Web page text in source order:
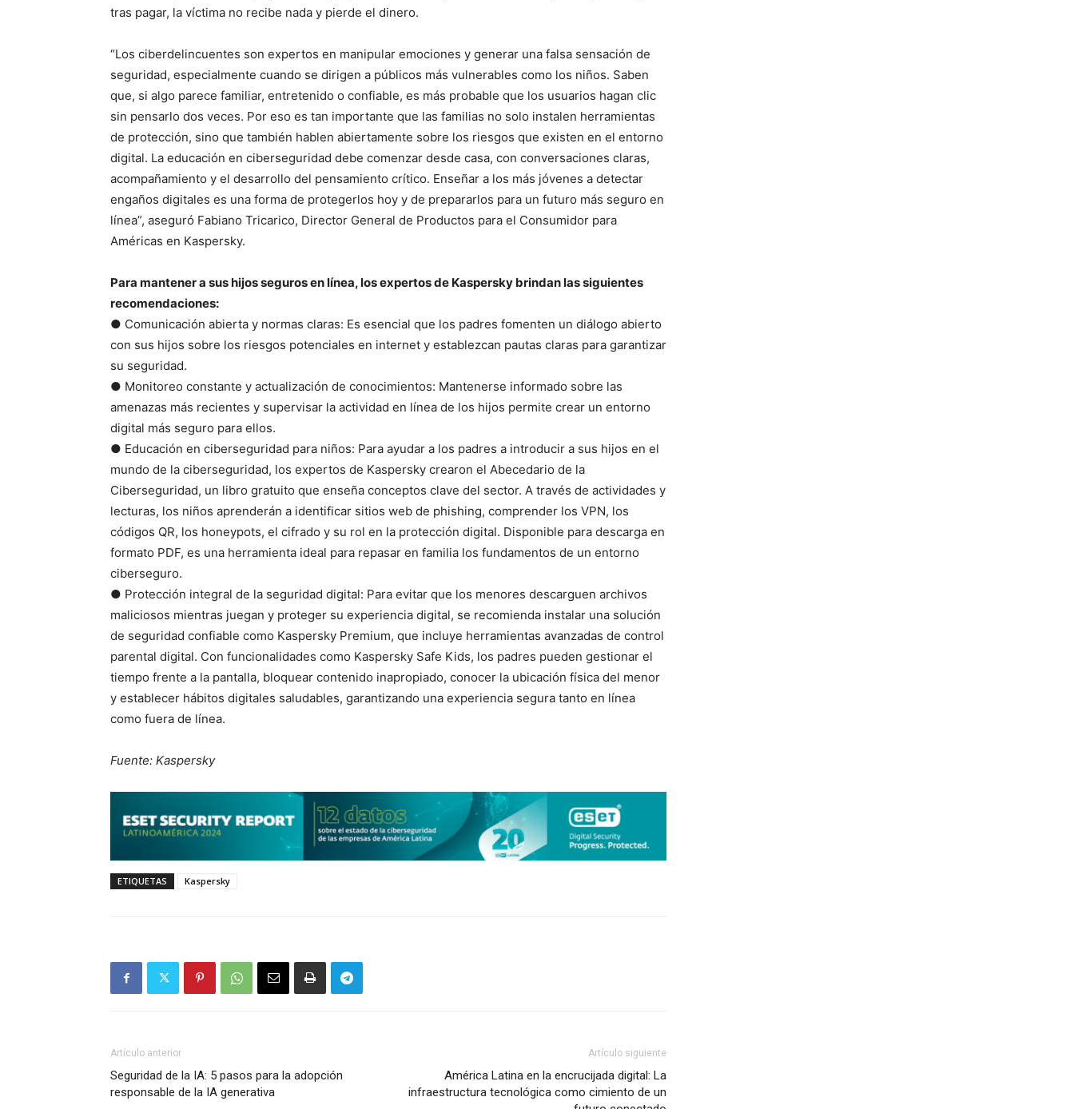
tras pagar, la víctima no recibe nada y pierde el dinero.
“Los ciberdelincuentes son expertos en manipular emociones y generar una falsa sensación de
seguridad, especialmente cuando se dirigen a públicos más vulnerables como los niños. Saben
que, si algo parece familiar, entretenido o confiable, es más probable que los usuarios hagan clic
sin pensarlo dos veces. Por eso es tan importante que las familias no solo instalen herramientas
de protección, sino que también hablen abiertamente sobre los riesgos que existen en el entorno
digital. La educación en ciberseguridad debe comenzar desde casa, con conversaciones claras,
acompañamiento y el desarrollo del pensamiento crítico. Enseñar a los más jóvenes a detectar
engaños digitales es una forma de protegerlos hoy y de prepararlos para un futuro más seguro en
línea”, aseguró Fabiano Tricarico, Director General de Productos para el Consumidor para
Américas en Kaspersky.
Para mantener a sus hijos seguros en línea, los expertos de Kaspersky brindan las siguientes
recomendaciones:
● Comunicación abierta y normas claras: Es esencial que los padres fomenten un diálogo abierto
con sus hijos sobre los riesgos potenciales en internet y establezcan pautas claras para garantizar
su seguridad.
● Monitoreo constante y actualización de conocimientos: Mantenerse informado sobre las
amenazas más recientes y supervisar la actividad en línea de los hijos permite crear un entorno
digital más seguro para ellos.
● Educación en ciberseguridad para niños: Para ayudar a los padres a introducir a sus hijos en el
mundo de la ciberseguridad, los expertos de Kaspersky crearon el Abecedario de la
Ciberseguridad, un libro gratuito que enseña conceptos clave del sector. A través de actividades y
lecturas, los niños aprenderán a identificar sitios web de phishing, comprender los VPN, los
códigos QR, los honeypots, el cifrado y su rol en la protección digital. Disponible para descarga en
formato PDF, es una herramienta ideal para repasar en familia los fundamentos de un entorno
ciberseguro.
● Protección integral de la seguridad digital: Para evitar que los menores descarguen archivos
maliciosos mientras juegan y proteger su experiencia digital, se recomienda instalar una solución
de seguridad confiable como Kaspersky Premium, que incluye herramientas avanzadas de control
parental digital. Con funcionalidades como Kaspersky Safe Kids, los padres pueden gestionar el
tiempo frente a la pantalla, bloquear contenido inapropiado, conocer la ubicación física del menor
y establecer hábitos digitales saludables, garantizando una experiencia segura tanto en línea
como fuera de línea.
Fuente: Kaspersky
ETIQUETAS Kaspersky
Artículo anterior
Seguridad de la IA: 5 pasos para la adopción
responsable de la IA generativa
Artículo siguiente
América Latina en la encrucijada digital: La
infraestructura tecnológica como cimiento de un